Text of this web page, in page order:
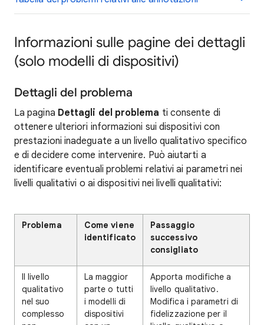
Informazioni sulle pagine dei dettagli
(solo modelli di dispositivi)
Dettagli del problema
La pagina Dettagli del problema ti consente di
ottenere ulteriori informazioni sui dispositivi con
prestazioni inadeguate a un livello qualitativo specifico
e di decidere come intervenire. Può aiutarti a
identificare eventuali problemi relativi ai parametri nei
livelli qualitativi o ai dispositivi nei livelli qualitativi:
Problema
Come viene
identificato
Passaggio
successivo
consigliato
Il livello
qualitativo
nel suo
complesso
La maggior
parte o tutti
i modelli di
dispositivi
Apporta modifiche a
livello qualitativo.
Modifica i parametri di
fidelizzazione per il